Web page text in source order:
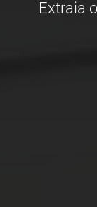
Extraia